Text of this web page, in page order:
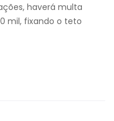
haverá multa
mil, fixando o teto